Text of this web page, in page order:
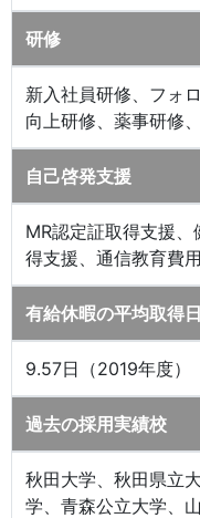
研修
新入社員研修、フォ
向上研修、薬事研修
自己啓発支援
MR認定証取得支援
得支援、通信教育費
有給休暇の平均取得
9.57日（2019年度）
過去の採用実績校
秋田大学、秋田県立
学、青森公立大学、